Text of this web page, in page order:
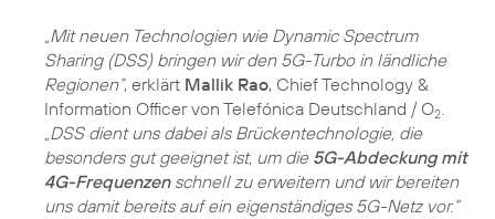
„Mit neuen Technologien wie Dynamic Spectrum
Sharing (DSS) bringen wir den 5G-Turbo in ländliche
Regionen“, erklärt Mallik Rao, Chief Technology &
Information Officer von Telefónica Deutschland / O2.
„DSS dient uns dabei als Brückentechnologie, die
besonders gut geeignet ist, um die 5G-Abdeckung mit
4G-Frequenzenschnell zu erweitern und wir bereiten
uns damit bereits auf ein eigenständiges 5G-Netz vor.“